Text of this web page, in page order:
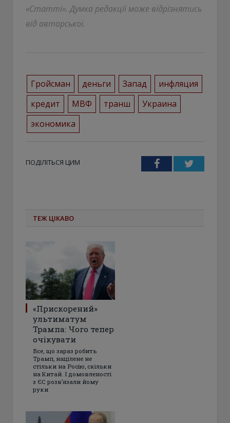
«Статті». Думка редакції може відрізнятись
від авторської.
Гройсман деньги Запад
инфляция
кредит
МВФ транш
Украина
экономика
ПОДІЛІТЬСЯ ЦИМ FacebookTwitter
ТЕЖ ЦІКАВО
«Прискорений»
ультиматум
Трампа: Чого тепер
очікувати
Все, що зараз робить
Трамп, націлене не
стільки на Росію, скільки
на Китай. І домовленості
з ЄС розвʼязали йому
руки